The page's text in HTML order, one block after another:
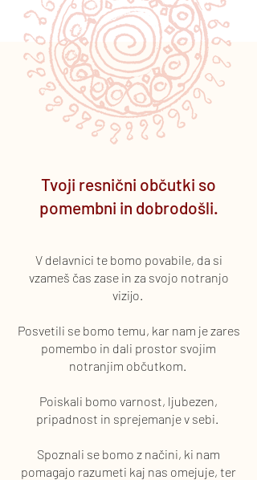
Tvoji resnični občutki so
pomembni in dobrodošli.
V delavnici te bomo povabile, da si
vzameš čas zase in za svojo notranjo
vizijo.
Posvetili se bomo temu, kar nam je zares
pomembo in dali prostor svojim
notranjim občutkom.
Poiskali bomo varnost, ljubezen,
pripadnost in sprejemanje v sebi.
Spoznali se bomo z načini, ki nam
pomagajo razumeti kaj nas omejuje, ter